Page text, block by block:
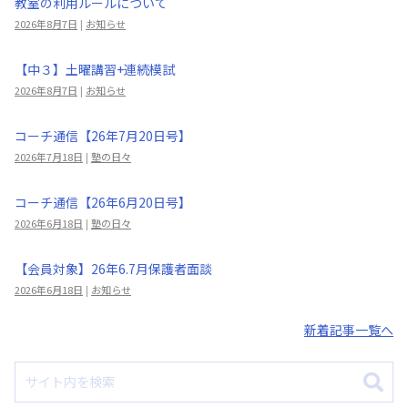
2026年8月7日 | お知らせ
【中３】土曜講習+連続模試
2026年8月7日 | お知らせ
コーチ通信【26年7月20日号】
2026年7月18日 | 塾の日々
コーチ通信【26年6月20日号】
2026年6月18日 | 塾の日々
【会員対象】26年6.7月保護者面談
2026年6月18日 | お知らせ
新着記事一覧へ